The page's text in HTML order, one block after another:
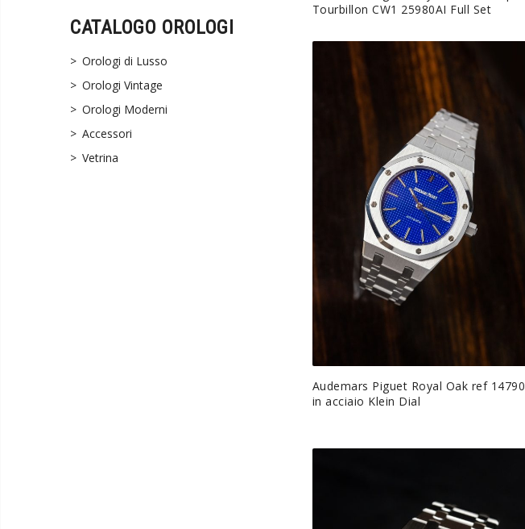
Tourbillon CW1 25980AI Full Set
Audemars Piguet Royal Oak ref 14790
in acciaio Klein Dial
CATALOGO OROLOGI
Orologi di Lusso
Orologi Vintage
Orologi Moderni
Accessori
Vetrina